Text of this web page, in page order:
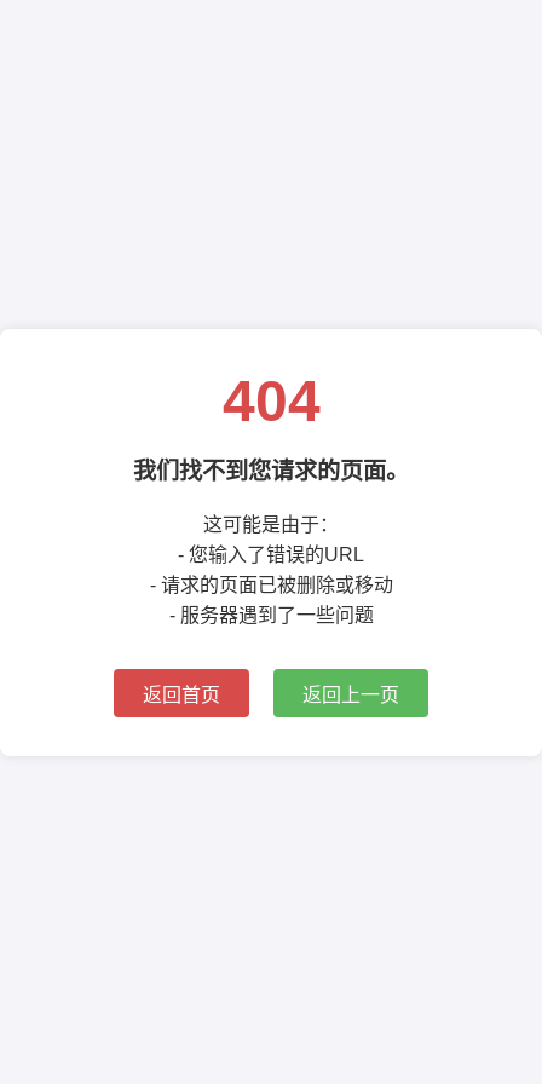
404
我们找不到您请求的页面。
这可能是由于：
- 您输入了错误的URL
- 请求的页面已被删除或移动
- 服务器遇到了一些问题
返回首页 返回上一页